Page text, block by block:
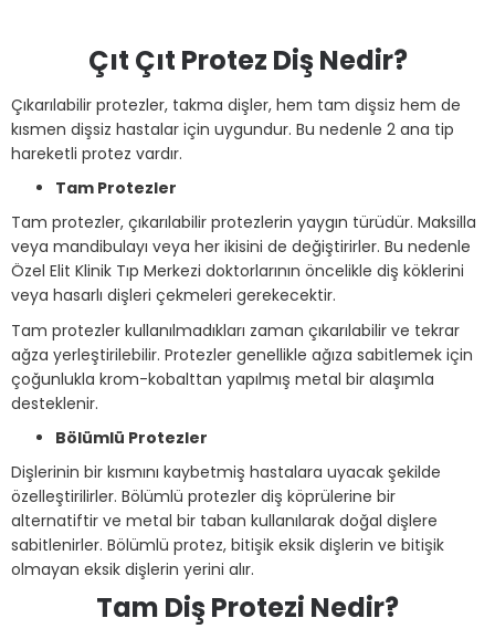
Çıt Çıt Protez Diş Nedir?
Çıkarılabilir protezler, takma dişler, hem tam dişsiz hem de
kısmen dişsiz hastalar için uygundur. Bu nedenle 2 ana tip
hareketli protez vardır.
Tam Protezler
Tam protezler, çıkarılabilir protezlerin yaygın türüdür. Maksilla
veya mandibulayı veya her ikisini de değiştirirler. Bu nedenle
Özel Elit Klinik Tıp Merkezi doktorlarının öncelikle diş köklerini
veya hasarlı dişleri çekmeleri gerekecektir.
Tam protezler kullanılmadıkları zaman çıkarılabilir ve tekrar
ağza yerleştirilebilir. Protezler genellikle ağıza sabitlemek için
çoğunlukla krom-kobalttan yapılmış metal bir alaşımla
desteklenir.
Bölümlü Protezler
Dişlerinin bir kısmını kaybetmiş hastalara uyacak şekilde
özelleştirilirler. Bölümlü protezler diş köprülerine bir
alternatiftir ve metal bir taban kullanılarak doğal dişlere
sabitlenirler. Bölümlü protez, bitişik eksik dişlerin ve bitişik
olmayan eksik dişlerin yerini alır.
Tam Diş Protezi Nedir?